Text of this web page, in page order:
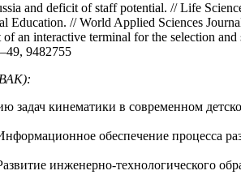
and deficit of staff potential. // Life
Education. // World Applied Sciences
an interactive terminal for the selection and
9482755
ВАК):
кинематики в современном
обеспечение процесса
инженерно-технологического